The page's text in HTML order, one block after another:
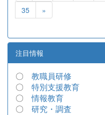
35
»
注目情報
〇 教職員研修
〇 特別支援教育
〇情報教育
〇 研究・調査